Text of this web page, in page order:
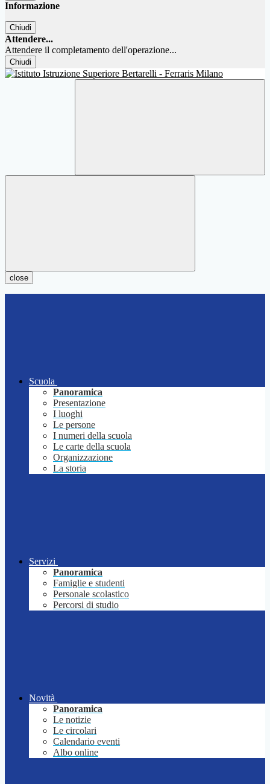
Informazione
Chiudi
Attendere...
Attendere il completamento dell'operazione...
Chiudi
close
Scuola
Panoramica
Presentazione
I luoghi
Le persone
I numeri della scuola
Le carte della scuola
Organizzazione
La storia
Servizi
Panoramica
Famiglie e studenti
Personale scolastico
Percorsi di studio
Novità
Panoramica
Le notizie
Le circolari
Calendario eventi
Albo online